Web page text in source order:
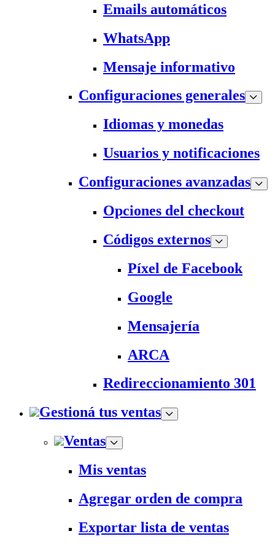
Emails automáticos
WhatsApp
Mensaje informativo
Configuraciones generales
Idiomas y monedas
Usuarios y notificaciones
Configuraciones avanzadas
Opciones del checkout
Códigos externos
Píxel de Facebook
Google
Mensajería
ARCA
Redireccionamiento 301
Gestioná tus ventas
Ventas
Mis ventas
Agregar orden de compra
Exportar lista de ventas